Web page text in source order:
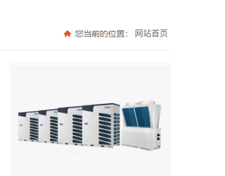
网站首页